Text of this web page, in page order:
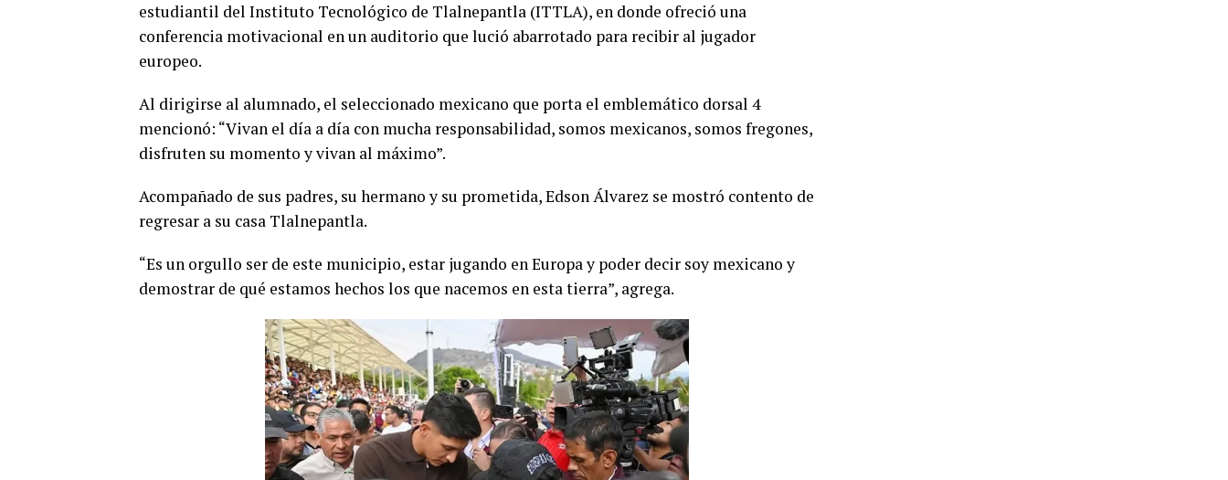
estudiantil del Instituto Tecnológico de Tlalnepantla (ITTLA), en donde ofreció una
conferencia motivacional en un auditorio que lució abarrotado para recibir al jugador
europeo.
Al dirigirse al alumnado, el seleccionado mexicano que porta el emblemático dorsal 4
mencionó: “Vivan el día a día con mucha responsabilidad, somos mexicanos, somos fregones,
disfruten su momento y vivan al máximo”.
Acompañado de sus padres, su hermano y su prometida, Edson Álvarez se mostró contento de
regresar a su casa Tlalnepantla.
“Es un orgullo ser de este municipio, estar jugando en Europa y poder decir soy mexicano y
demostrar de qué estamos hechos los que nacemos en esta tierra”, agrega.